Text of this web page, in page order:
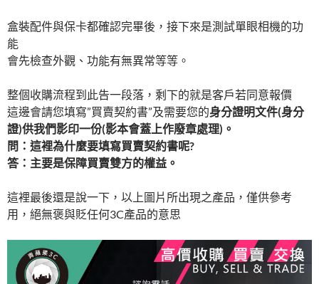
盒裝配件與保卡都確認完畢後，接下來是測試單眼相機的功
能
會先檢查外觀、功能有無異常等等。
整個收購流程到此告一段落，剩下的就是客戶若同意報價
這邊會請您填寫”買賣契約書”及需要您的身分證明文件(身分
證)供我們影印一份(影本會蓋上作廢章處理) 。
問：這裡為什麼要填寫買賣契約書呢?
答：主要是保障買賣雙方的權益。
這裡最後還是說一下，以上圖片所出現之產品，僅供參考
用，絕無褒與貶任何3C產品的意思